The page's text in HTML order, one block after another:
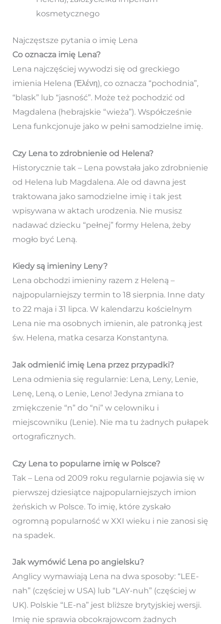
kosmetycznego
Najczęstsze pytania o imię Lena
Co oznacza imię Lena?
Lena najczęściej wywodzi się od greckiego
imienia Helena (Ἑλένη), co oznacza “pochodnia”,
“blask” lub “jasność”. Może też pochodzić od
Magdalena (hebrajskie “wieża”). Współcześnie
Lena funkcjonuje jako w pełni samodzielne imię.
Czy Lena to zdrobnienie od Helena?
Historycznie tak – Lena powstała jako zdrobnienie
od Helena lub Magdalena. Ale od dawna jest
traktowana jako samodzielne imię i tak jest
wpisywana w aktach urodzenia. Nie musisz
nadawać dziecku “pełnej” formy Helena, żeby
mogło być Leną.
Kiedy są imieniny Leny?
Lena obchodzi imieniny razem z Heleną –
najpopularniejszy termin to 18 sierpnia. Inne daty
to 22 maja i 31 lipca. W kalendarzu kościelnym
Lena nie ma osobnych imienin, ale patronką jest
św. Helena, matka cesarza Konstantyna.
Jak odmienić imię Lena przez przypadki?
Lena odmienia się regularnie: Lena, Leny, Lenie,
Lenę, Leną, o Lenie, Leno! Jedyna zmiana to
zmiękczenie “n” do “ni” w celowniku i
miejscowniku (Lenie). Nie ma tu żadnych pułapek
ortograficznych.
Czy Lena to popularne imię w Polsce?
Tak – Lena od 2009 roku regularnie pojawia się w
pierwszej dziesiątce najpopularniejszych imion
żeńskich w Polsce. To imię, które zyskało
ogromną popularność w XXI wieku i nie zanosi się
na spadek.
Jak wymówić Lena po angielsku?
Anglicy wymawiają Lena na dwa sposoby: “LEE-
nah” (częściej w USA) lub “LAY-nuh” (częściej w
UK). Polskie “LE-na” jest bliższe brytyjskiej wersji.
Imię nie sprawia obcokrajowcom żadnych